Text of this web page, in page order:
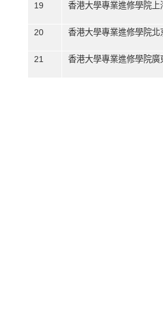
19
香港大學專業進修學院上
20 香港大學專業進修學院北
21 香港大學專業進修學院廣